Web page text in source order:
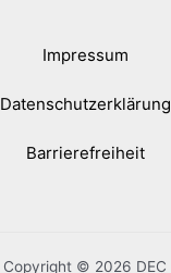
Impressum
Datenschutzerklärung
Barrierefreiheit
Copyright © 2026 DEC